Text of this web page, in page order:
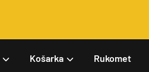
Košarka Rukomet